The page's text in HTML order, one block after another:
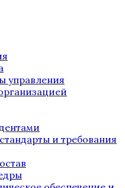
управления
и требования